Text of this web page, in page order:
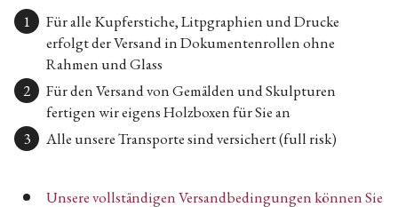
Für alle Kupferstiche, Litpgraphien und Drucke
erfolgt der Versand in Dokumentenrollen ohne
Rahmen und Glass
Für den Versand von Gemälden und Skulpturen
fertigen wir eigens Holzboxen für Sie an
Alle unsere Transporte sind versichert (full risk)
Unsere vollständigen Versandbedingungen können Sie